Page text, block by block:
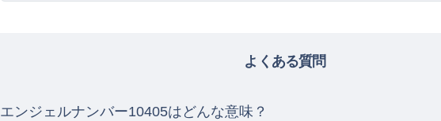
よくある質問
エンジェルナンバー10405はどんな意味？